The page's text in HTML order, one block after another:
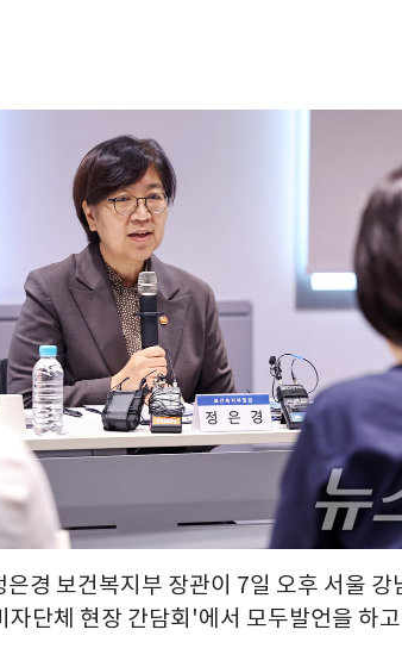
경 보건복지부 장관이 7일 오후 서울 강
단체 현장 간담회'에서 모두발언을 하